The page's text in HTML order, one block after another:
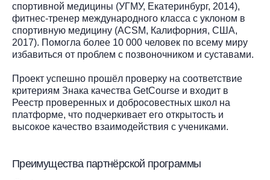
спортивной медицины (УГМУ, Екатеринбург, 2014),
фитнес-тренер международного класса с уклоном в
спортивную медицину (ACSM, Калифорния, США,
2017). Помогла более 10 000 человек по всему миру
избавиться от проблем с позвоночником и суставами.
Проект успешно прошёл проверку на соответствие
критериям Знака качества GetCourse и входит в
Реестр проверенных и добросовестных школ на
платформе, что подчеркивает его открытость и
высокое качество взаимодействия с учениками.
Преимущества партнёрской программы